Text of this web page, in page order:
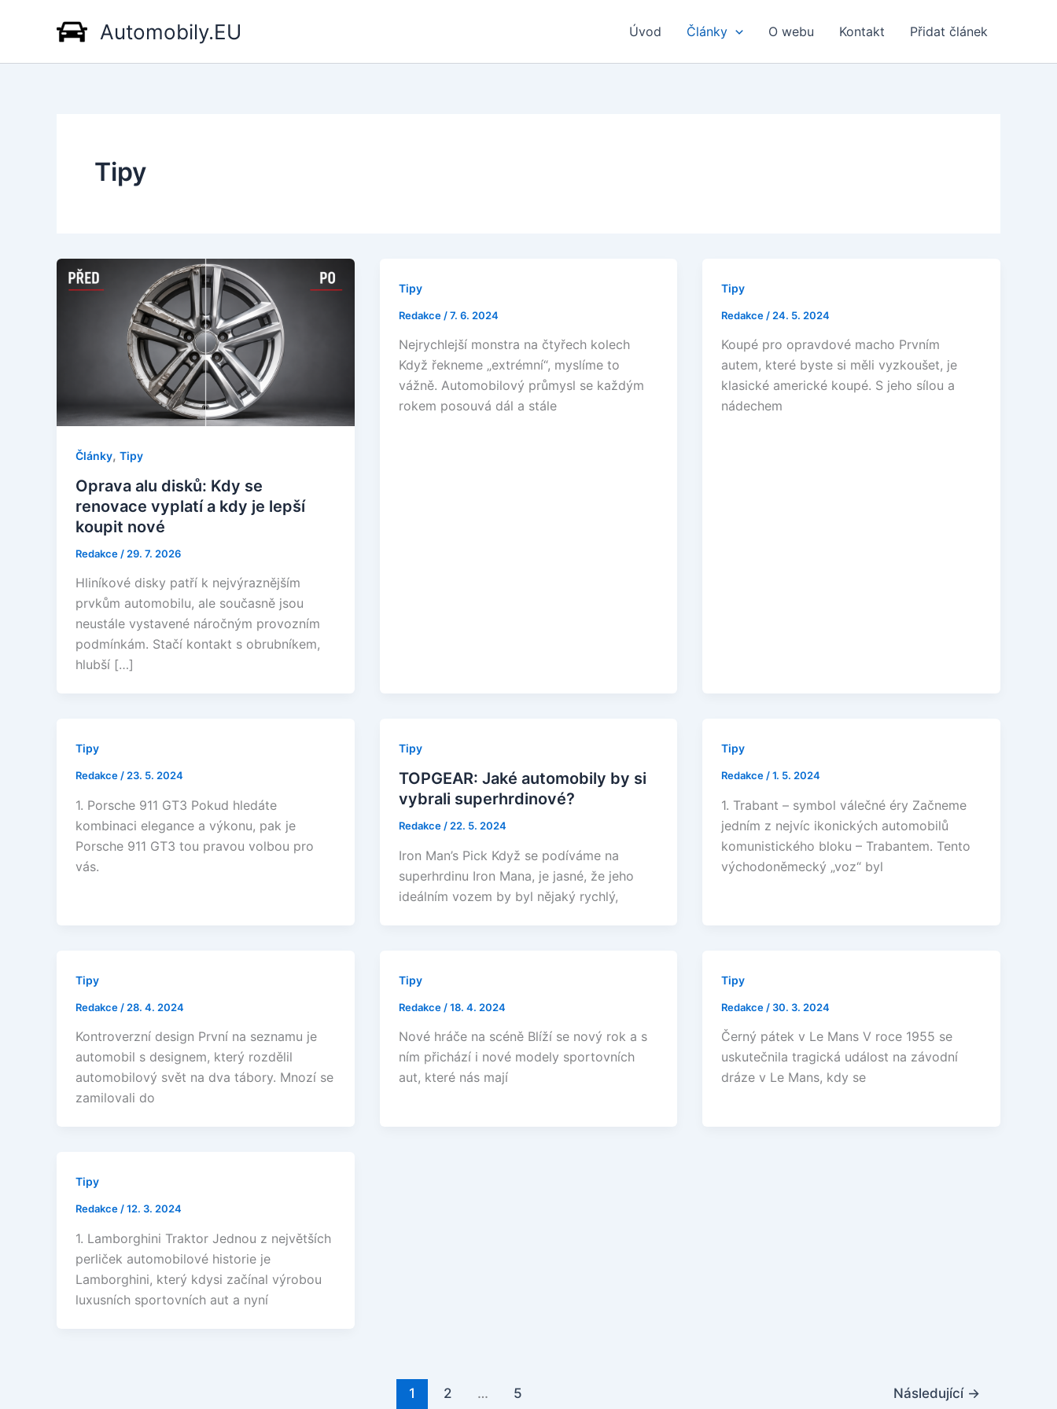
Automobily.EU Úvod Články O webu Kontakt Přidat článek
Tipy
Články, Tipy
Oprava alu disků: Kdy se
renovace vyplatí a kdy je lepší
koupit nové
Redakce / 29. 7. 2026
Hliníkové disky patří k nejvýraznějším
prvkům automobilu, ale současně jsou
neustále vystavené náročným provozním
podmínkám. Stačí kontakt s obrubníkem,
hlubší […]
Tipy
Redakce /7. 6. 2024
Nejrychlejší monstra na čtyřech kolech
Když řekneme „extrémní“, myslíme to
vážně. Automobilový průmysl se každým
rokem posouvá dál a stále
Tipy
Redakce / 24. 5. 2024
Koupé pro opravdové macho Prvním
autem, které byste si měli vyzkoušet, je
klasické americké koupé. S jeho sílou a
nádechem
Tipy
Redakce / 23. 5. 2024
1. Porsche 911 GT3 Pokud hledáte
kombinaci elegance a výkonu, pak je
Porsche 911 GT3 tou pravou volbou pro
vás.
Tipy
TOPGEAR: Jaké automobily by si
vybrali superhrdinové?
Redakce / 22. 5. 2024
Iron Man’s Pick Když se podíváme na
superhrdinu Iron Mana, je jasné, že jeho
ideálním vozem by byl nějaký rychlý,
Tipy
Redakce /1. 5. 2024
1. Trabant – symbol válečné éry Začneme
jedním z nejvíc ikonických automobilů
komunistického bloku – Trabantem. Tento
východoněmecký „voz“ byl
Tipy
Redakce / 28. 4. 2024
Kontroverzní design První na seznamu je
automobil s designem, který rozdělil
automobilový svět na dva tábory. Mnozí se
zamilovali do
Tipy
Redakce /18. 4. 2024
Nové hráče na scéně Blíží se nový rok a s
ním přichází i nové modely sportovních
aut, které nás mají
Tipy
Redakce / 30. 3. 2024
Černý pátek v Le Mans V roce 1955 se
uskutečnila tragická událost na závodní
dráze v Le Mans, kdy se
Tipy
Redakce /12. 3. 2024
1. Lamborghini Traktor Jednou z největších
perliček automobilové historie je
Lamborghini, který kdysi začínal výrobou
luxusních sportovních aut a nyní
1 2 … 5 Následující →